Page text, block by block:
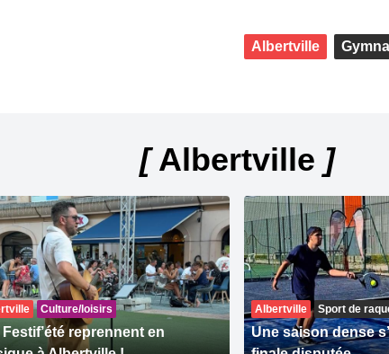
Albertville
[Albertville ]
Culture/loisirs
Festif’été reprennent en
Albertville Sport de
Une saison dense